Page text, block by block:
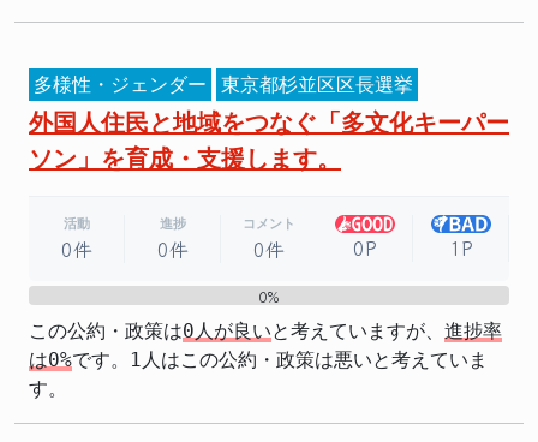
多様性・ジェンダー 東京都杉並区区長選挙
外国人住民と地域をつなぐ「多文化キーパー
ソン」を育成・支援します。
活動
0件
進捗
0件
コメント
0件 0P 1P
0%
この公約・政策は0人が良いと考えていますが、 進捗率
は0%です。1人はこの公約・政策は悪いと考えていま
す。